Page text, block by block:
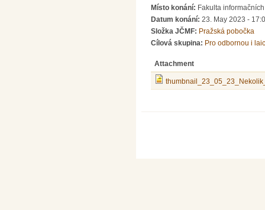
Místo konání: Fakulta
Datum konání: 23. May 2023 -
Složka JČMF: Pražská pobočka
Cílová skupina: Pro odbornou i
Attachment